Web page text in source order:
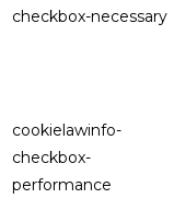
checkbox-necessary
cookielawinfo-
checkbox-
performance